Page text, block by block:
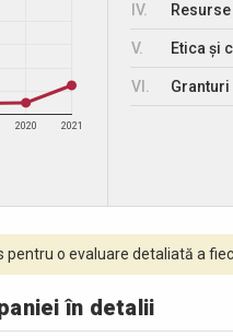
2020 2021
IV.
V. Etica și
VI.
pentru o evaluare detaliată a
în detalii